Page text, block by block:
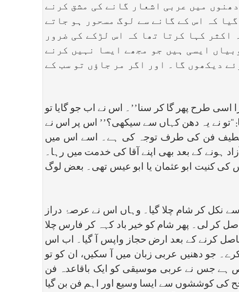
میں عربی اشعار گانے کی مشق کرنے
کہ اس کے گانے سے لوگ مسحور ہو جاتے
اکثر کہا کرتا تھا کہ اس لڑکے کی ضرور
ایسی ہیں جو مجھے ایسا نہیں کرنے
دیکھوں گا۔ اور اگر مر جاؤں تو سب کے
اسی طرح پھر گا کر سنا’’۔ اس نے اب جو گایا تو
نے یہ دھن کہاں سے سیکھی؟’’ اس پر اس نے
لطیف فن کی طرف توجہ کی ہے۔ اسے اس میں
ہونے کے بعد بھی اپنے آقا کی خدمت میں رہا۔
کی کنیت ابو عثمان یا ابو عیس تھی۔ بعض لوگ
نکل کر شام چلا گیا۔ وہاں اس نے عرصۂ دراز
کر لی۔ پھر شام کو خیر باد کہہ کر فارس چلا
کرنے کے بعد ارض حجاز واپس آ گیا۔ اب اس
جو دھنیں عربی زبان میں آ سکیں، ان کو تو
ہے جس نے عربی موسیقی کو ایک باقاعدہ فن
کی کوششوں سے ایسا وسیع اور اہم فن بن گیا